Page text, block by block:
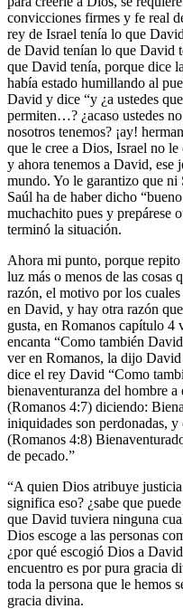
convicciones firmes y fe real
rey de Israel tenía lo que
de David tenían lo que David
que David tenía, porque dice
había estado humillando al
David y dice “y ¿a ustedes
permiten…? ¿acaso ustedes
nosotros tenemos? ¡ay!
que le cree a Dios, Israel no
y ahora tenemos a David, ese
mundo. Yo le garantizo que
Saúl ha de haber dicho
muchachito pues y prepárese
terminó la situación.
Ahora mi punto, porque
luz más o menos de las cosas
razón, el motivo por los
en David, y hay otra razón
gusta, en Romanos capítulo 4
encanta “Como también
ver en Romanos, la dijo
dice el rey David “Como
bienaventuranza del hombre
(Romanos 4:7) diciendo:
iniquidades son perdonadas,
(Romanos 4:8)
de pecado.”
“A quien Dios atribuye
significa eso? ¿sabe que
que David tuviera ninguna
Dios escoge a las personas
¿por qué escogió Dios a
encuentro es por pura gracia
toda la persona que le hemos
gracia divina.